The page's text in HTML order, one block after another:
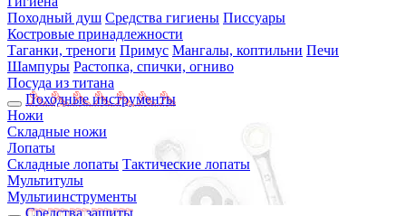
Походный душ Средства гигиены Писсуары
Костровые принадлежности
Таганки, треноги Примус Мангалы, коптильни Печи
Шампуры Растопка, спички, огниво
Посуда из титана
Походные инструменты
Ножи
Складные ножи
Лопаты
Складные лопаты Тактические лопаты
Мультитулы
Мультиинструменты